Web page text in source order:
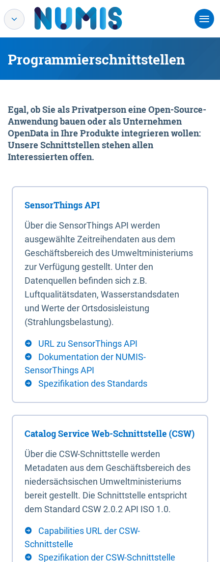
Programmierschnittstellen
Egal, ob Sie als Privatperson eine Open-Source-
Anwendung bauen oder als Unternehmen
OpenData in Ihre Produkte integrieren wollen:
Unsere Schnittstellen stehen allen
Interessierten offen.
SensorThings API
Über die SensorThings API werden
ausgewählte Zeitreihendaten aus dem
Geschäftsbereich des Umweltministeriums
zur Verfügung gestellt. Unter den
Datenquellen befinden sich z.B.
Luftqualitätsdaten, Wasserstandsdaten
und Werte der Ortsdosisleistung
(Strahlungsbelastung).
URL zu SensorThings API
Dokumentation der NUMIS-
SensorThings API
Spezifikation des Standards
Catalog Service Web-Schnittstelle (CSW)
Über die CSW-Schnittstelle werden
Metadaten aus dem Geschäftsbereich des
niedersächsischen Umweltministeriums
bereit gestellt. Die Schnittstelle entspricht
dem Standard CSW 2.0.2 API ISO 1.0.
Capabilities URL der CSW-
Schnittstelle
Spezifikation der CSW-Schnittstelle